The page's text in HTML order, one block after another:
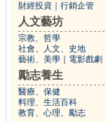
財經投資 行銷企管
人文藝坊
宗教、哲學
社會、人文、史地
藝術、美學
電影戲劇
勵志養生
醫療、保健
料理、生活百科
教育、心理、勵志